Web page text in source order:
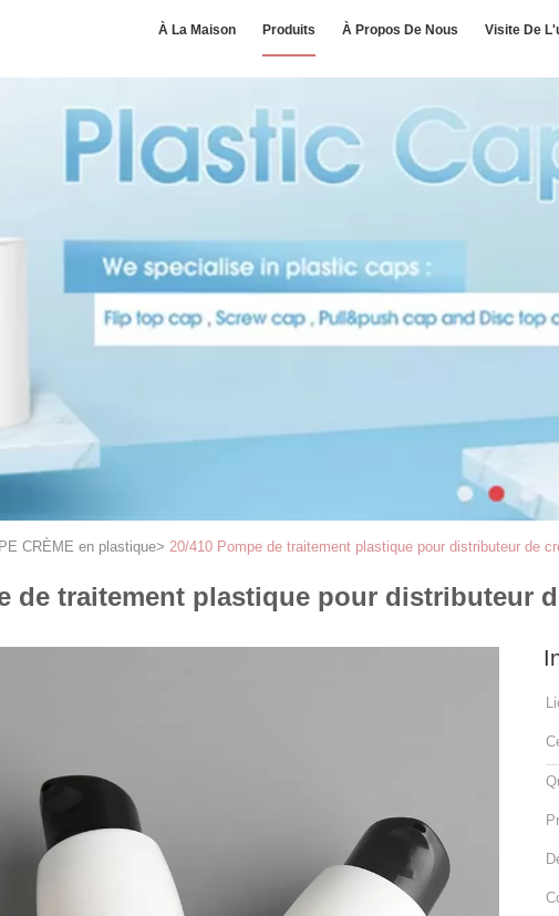
À La Maison Produits À Propos De Nous Visite De
CRÈME en plastique> 20/410 Pompe de traitement plastique pour distributeur de
de traitement plastique pour distributeur